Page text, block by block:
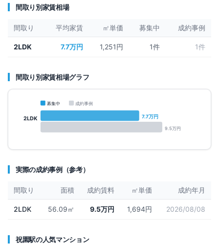
間取り別家賃相場
間取り 平均家賃 ㎡単価 募集中 成約事例
2LDK 7.7万円 1,251円 1件 1件
間取り別家賃相場グラフ
募集中 成約事例
2LDK 7.7万円
9.5万円
実際の成約事例（参考）
間取り 面積 成約賃料 ㎡単価 成約年月
2LDK 56.09㎡ 9.5万円 1,694円 2026/08/08
祝園駅の人気マンション